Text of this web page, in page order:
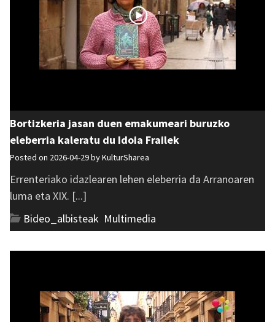
Bortizkeria jasan duen emakumeari buruzko
eleberria kaleratu du Idoia Frailek
Posted on 2026-04-29 byKulturSharea
Errenteriako idazlearen lehen eleberria da Arranoaren
luma eta XIX. [...]
Bideo_albisteak Multimedia